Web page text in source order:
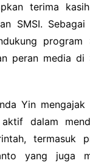
terima
SMSI. Sebagai
program
peran media di
Yin
dalam
termasuk
yang juga